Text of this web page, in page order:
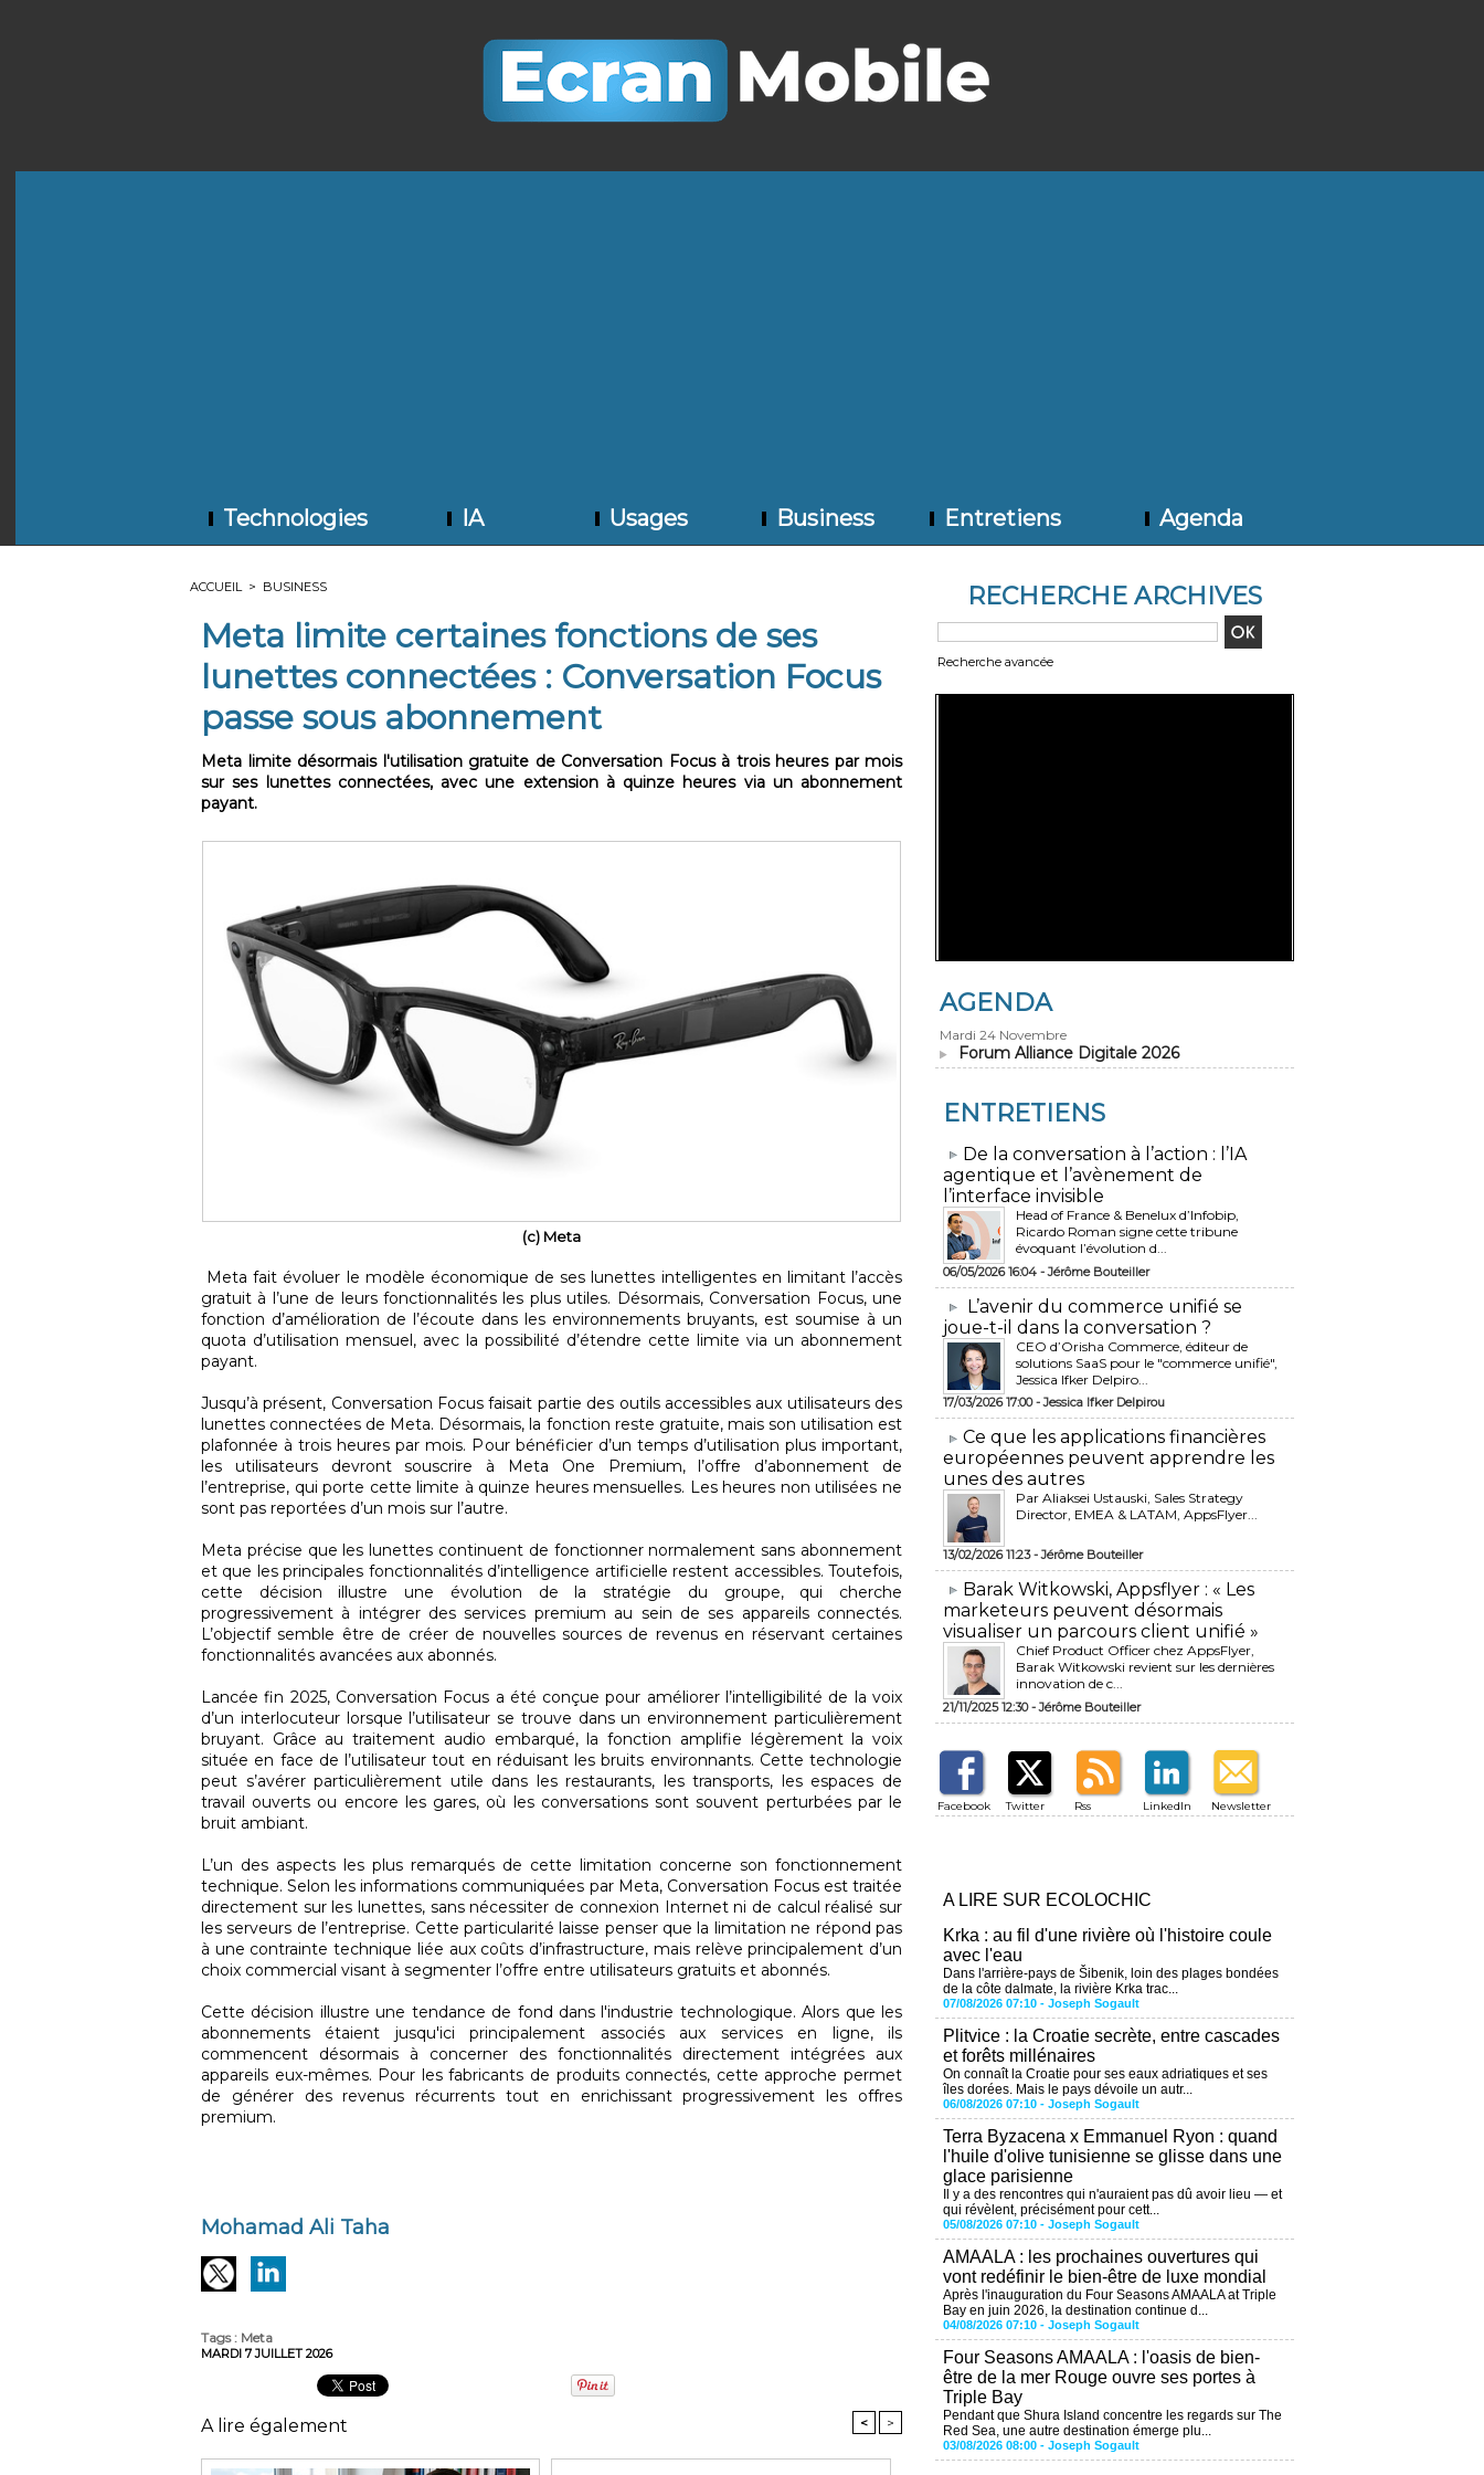
Technologies IA Usages Business Entretiens Agenda
ACCUEIL > BUSINESS
Meta limite certaines fonctions de ses
lunettes connectées : Conversation Focus
passe sous abonnement
Meta limite désormais l'utilisation gratuite de Conversation Focus à trois heures par mois
sur ses lunettes connectées, avec une extension à quinze heures via un abonnement
payant.
(c) Meta
Meta fait évoluer le modèle économique de ses lunettes intelligentes en limitant l’accès
gratuit à l’une de leurs fonctionnalités les plus utiles. Désormais, Conversation Focus, une
fonction d’amélioration de l’écoute dans les environnements bruyants, est soumise à un
quota d’utilisation mensuel, avec la possibilité d’étendre cette limite via un abonnement
payant.
Jusqu’à présent, Conversation Focus faisait partie des outils accessibles aux utilisateurs des
lunettes connectées de Meta. Désormais, la fonction reste gratuite, mais son utilisation est
plafonnée à trois heures par mois. Pour bénéficier d’un temps d’utilisation plus important,
les utilisateurs devront souscrire à Meta One Premium, l’offre d’abonnement de
l’entreprise, qui porte cette limite à quinze heures mensuelles. Les heures non utilisées ne
sont pas reportées d’un mois sur l’autre.
Meta précise que les lunettes continuent de fonctionner normalement sans abonnement
et que les principales fonctionnalités d’intelligence artificielle restent accessibles. Toutefois,
cette décision illustre une évolution de la stratégie du groupe, qui cherche
progressivement à intégrer des services premium au sein de ses appareils connectés.
L’objectif semble être de créer de nouvelles sources de revenus en réservant certaines
fonctionnalités avancées aux abonnés.
Lancée fin 2025, Conversation Focus a été conçue pour améliorer l’intelligibilité de la voix
d’un interlocuteur lorsque l’utilisateur se trouve dans un environnement particulièrement
bruyant. Grâce au traitement audio embarqué, la fonction amplifie légèrement la voix
située en face de l’utilisateur tout en réduisant les bruits environnants. Cette technologie
peut s’avérer particulièrement utile dans les restaurants, les transports, les espaces de
travail ouverts ou encore les gares, où les conversations sont souvent perturbées par le
bruit ambiant.
L’un des aspects les plus remarqués de cette limitation concerne son fonctionnement
technique. Selon les informations communiquées par Meta, Conversation Focus est traitée
directement sur les lunettes, sans nécessiter de connexion Internet ni de calcul réalisé sur
les serveurs de l’entreprise. Cette particularité laisse penser que la limitation ne répond pas
à une contrainte technique liée aux coûts d’infrastructure, mais relève principalement d’un
choix commercial visant à segmenter l’offre entre utilisateurs gratuits et abonnés.
Cette décision illustre une tendance de fond dans l'industrie technologique. Alors que les
abonnements étaient jusqu'ici principalement associés aux services en ligne, ils
commencent désormais à concerner des fonctionnalités directement intégrées aux
appareils eux-mêmes. Pour les fabricants de produits connectés, cette approche permet
de générer des revenus récurrents tout en enrichissant progressivement les offres
premium.
Mohamad Ali Taha
Tags: Meta
MARDI 7 JUILLET 2026
A lire également < >
RECHERCHE ARCHIVES
Recherche avancée
AGENDA
Mardi 24 Novembre
Forum Alliance Digitale 2026
ENTRETIENS
​De la conversation à l’action : l’IA
agentique et l’avènement de
l’interface invisible
Head of France & Benelux d’Infobip,
Ricardo Roman signe cette tribune
évoquant l’évolution d...
06/05/2026 16:04 -Jérôme Bouteiller
L’avenir du commerce unifié se
joue-t-il dans la conversation ?
CEO d’Orisha Commerce, éditeur de
solutions SaaS pour le "commerce unifié",
Jessica Ifker Delpiro...
17/03/2026 17:00 -Jessica Ifker Delpirou
​Ce que les applications financières
européennes peuvent apprendre les
unes des autres
Par Aliaksei Ustauski, Sales Strategy
Director, EMEA & LATAM, AppsFlyer...
13/02/2026 11:23 -Jérôme Bouteiller
​Barak Witkowski, Appsflyer : « Les
marketeurs peuvent désormais
visualiser un parcours client unifié »
Chief Product Officer chez AppsFlyer, ​
Barak Witkowski revient sur les dernières
innovation de c...
21/11/2025 12:30 -Jérôme Bouteiller
Facebook Twitter Rss LinkedIn Newsletter
A LIRE SUR ECOLOCHIC
Krka : au fil d'une rivière où l'histoire coule
avec l'eau
Dans l'arrière-pays de Šibenik, loin des plages bondées
de la côte dalmate, la rivière Krka trac...
07/08/2026 07:10 - Joseph Sogault
Plitvice : la Croatie secrète, entre cascades
et forêts millénaires
On connaît la Croatie pour ses eaux adriatiques et ses
îles dorées. Mais le pays dévoile un autr...
06/08/2026 07:10 - Joseph Sogault
Terra Byzacena x Emmanuel Ryon : quand
l'huile d'olive tunisienne se glisse dans une
glace parisienne
Il y a des rencontres qui n'auraient pas dû avoir lieu — et
qui révèlent, précisément pour cett...
05/08/2026 07:10 - Joseph Sogault
AMAALA : les prochaines ouvertures qui
vont redéfinir le bien-être de luxe mondial
Après l'inauguration du Four Seasons AMAALA at Triple
Bay en juin 2026, la destination continue d...
04/08/2026 07:10 - Joseph Sogault
Four Seasons AMAALA : l'oasis de bien-
être de la mer Rouge ouvre ses portes à
Triple Bay
Pendant que Shura Island concentre les regards sur The
Red Sea, une autre destination émerge plu...
03/08/2026 08:00 - Joseph Sogault